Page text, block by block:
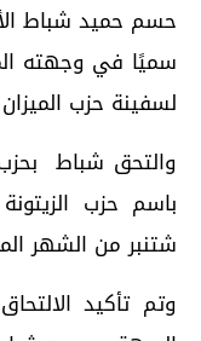
حسم حميد شباط
سميًا في وجهته
لسفينة حزب
والتحق شباط
شتنبر من الشهر
وتم تأكيد